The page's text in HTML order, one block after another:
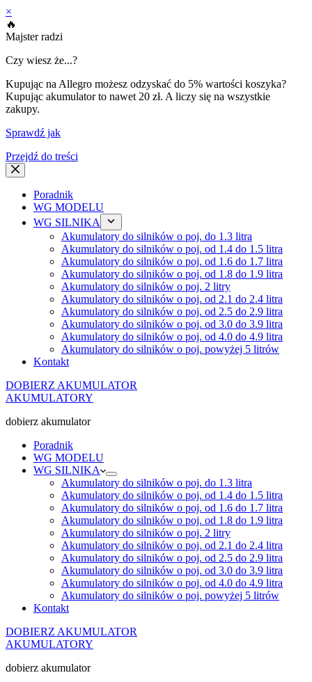
×
🔥
Majster radzi
Czy wiesz że...?
Kupując na Allegro możesz odzyskać do 5% wartości koszyka?
Kupując akumulator to nawet 20 zł. A liczy się na wszystkie
zakupy.
Sprawdź jak
Przejdź do treści
Poradnik
WG MODELU
WG SILNIKA
Akumulatory do silników o poj. do 1.3 litra
Akumulatory do silników o poj. od 1.4 do 1.5 litra
Akumulatory do silników o poj. od 1.6 do 1.7 litra
Akumulatory do silników o poj. od 1.8 do 1.9 litra
Akumulatory do silników o poj. 2 litry
Akumulatory do silników o poj. od 2.1 do 2.4 litra
Akumulatory do silników o poj. od 2.5 do 2.9 litra
Akumulatory do silników o poj. od 3.0 do 3.9 litra
Akumulatory do silników o poj. od 4.0 do 4.9 litra
Akumulatory do silników o poj. powyżej 5 litrów
Kontakt
DOBIERZ AKUMULATOR
AKUMULATORY
dobierz akumulator
Poradnik
WG MODELU
WG SILNIKA
Akumulatory do silników o poj. do 1.3 litra
Akumulatory do silników o poj. od 1.4 do 1.5 litra
Akumulatory do silników o poj. od 1.6 do 1.7 litra
Akumulatory do silników o poj. od 1.8 do 1.9 litra
Akumulatory do silników o poj. 2 litry
Akumulatory do silników o poj. od 2.1 do 2.4 litra
Akumulatory do silników o poj. od 2.5 do 2.9 litra
Akumulatory do silników o poj. od 3.0 do 3.9 litra
Akumulatory do silników o poj. od 4.0 do 4.9 litra
Akumulatory do silników o poj. powyżej 5 litrów
Kontakt
DOBIERZ AKUMULATOR
AKUMULATORY
dobierz akumulator